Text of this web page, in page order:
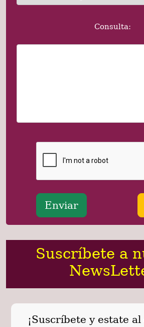
Consulta:
Suscríbete a
¡Suscríbete y estate